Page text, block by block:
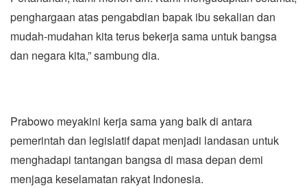
penghargaan atas pengabdian bapak ibu sekalian dan
mudah-mudahan kita terus bekerja sama untuk bangsa
dan negara kita,” sambung dia.
Prabowo meyakini kerja sama yang baik di antara
pemerintah dan legislatif dapat menjadi landasan untuk
menghadapi tantangan bangsa di masa depan demi
menjaga keselamatan rakyat Indonesia.